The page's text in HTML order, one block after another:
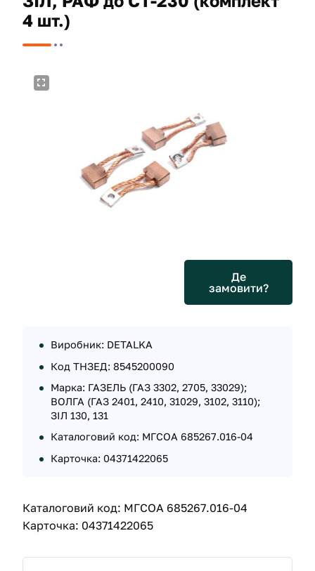
4 шт.)
Де
замовити?
Виробник: DETALKA
Код ТНЗЕД: 8545200090
Марка: ГАЗЕЛЬ (ГАЗ 3302, 2705, 33029);
ВОЛГА (ГАЗ 2401, 2410, 31029, 3102, 3110);
ЗІЛ 130, 131
Каталоговий код: МГСОА 685267.016-04
Карточка: 04371422065
Каталоговий код: МГСОА 685267.016-04
Карточка: 04371422065